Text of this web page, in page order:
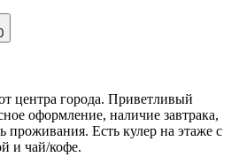
центра города. Приветливый
оформление, наличие завтрака,
проживания. Есть кулер на этаже с
и чай/кофе.